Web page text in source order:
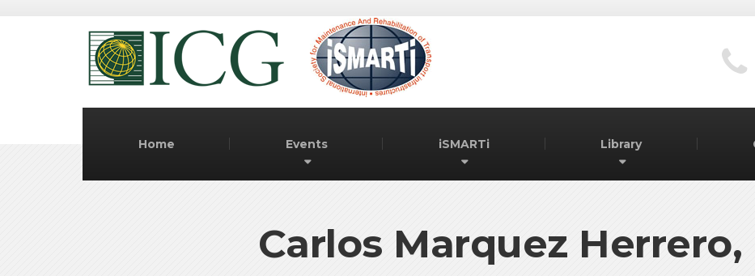
Home Events iSMARTi Library
Carlos Marquez Herrero,